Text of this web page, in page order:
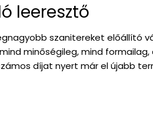
leeresztő
szanitereket
minőségileg, mind
díjat nyert már el újabb